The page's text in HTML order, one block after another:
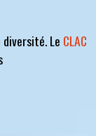
Le CLAC